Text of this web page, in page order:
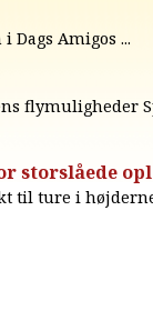
Amigos ...
flymuligheder
storslåede
til ture i